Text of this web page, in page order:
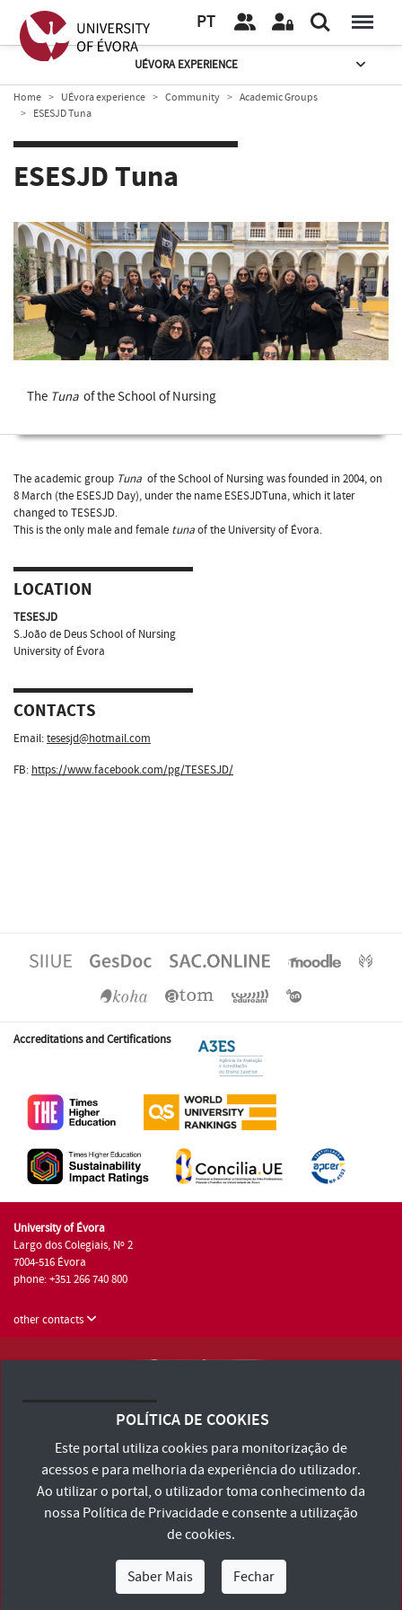
PT
UÉVORA EXPERIENCE
Home UÉvora experience Community
Academic Groups
ESESJD Tuna
ESESJD Tuna
The Tunaof the School of Nursing
The academic group Tuna of the School of Nursing was founded in 2004, on
8 March (the ESESJD Day), under the name ESESJDTuna, which it later
changed to TESESJD.
This is the only male and female tunaof the University of Évora.
LOCATION
TESESJD
S.João de Deus School of Nursing
University of Évora
CONTACTS
Email:tesesjd@hotmail.com
FB: https://www.facebook.com/pg/TESESJD/
Accreditations and Certifications
University of Évora
Largo dos Colegiais, Nº 2
7004-516 Évora
phone: +351 266 740 800
other contacts
Terms and Conditions and Privacy Policy
Accessibility Statement
POLÍTICA DE COOKIES
Este portal utiliza cookies para monitorização de
acessos e para melhoria da experiência do utilizador.
Ao utilizar o portal, o utilizador toma conhecimento da
nossa Política de Privacidadee consente a utilização
de cookies.
Saber Mais Fechar